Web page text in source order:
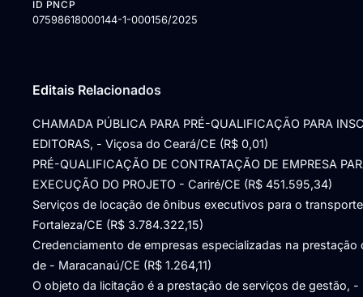
ID PNCP
07598618000144-1-000156/2025
Editais Relacionados
CHAMADA PÚBLICA PARA PRÉ-QUALIFICAÇÃO PARA
EDITORAS, - Viçosa do Ceará/CE (R$ 0,01)
PRÉ-QUALIFICAÇÃO DE CONTRATAÇÃO DE EMPRESA
EXECUÇÃO DO PROJETO - Cariré/CE (R$ 451.595,34)
Serviços de locação de ônibus executivos para o
Fortaleza/CE (R$ 3.784.322,15)
Credenciamento de empresas especializadas na prestação
de - Maracanaú/CE (R$ 1.264,11)
O objeto da licitação é a prestação de serviços de gestão, -